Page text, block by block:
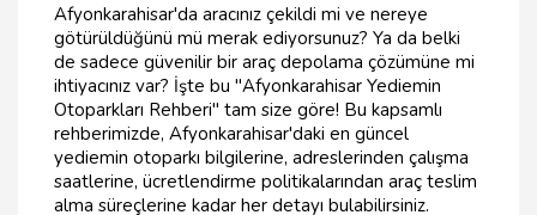
Afyonkarahisar'da aracınız çekildi mi ve nereye
götürüldüğünü mü merak ediyorsunuz? Ya da belki
de sadece güvenilir bir araç depolama çözümüne mi
ihtiyacınız var? İşte bu "Afyonkarahisar Yediemin
Otoparkları Rehberi" tam size göre! Bu kapsamlı
rehberimizde, Afyonkarahisar'daki en güncel
yediemin otoparkı bilgilerine, adreslerinden çalışma
saatlerine, ücretlendirme politikalarından araç teslim
alma süreçlerine kadar her detayı bulabilirsiniz.